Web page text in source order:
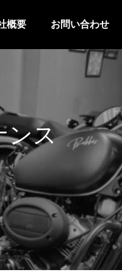
概要 お問い合わせ
ンス